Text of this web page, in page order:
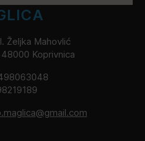
Željka Mahovlić
Koprivnica